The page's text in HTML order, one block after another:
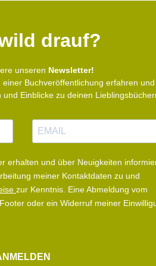
drauf?
unseren Newsletter!
Buchveröffentlichung erfahren und
Einblicke zu deinen
E
M
a
i
l
erhalten und über Neuigkeiten
meiner Kontaktdaten zu und
zur Kenntnis. Eine Abmeldung vom
oder ein Widerruf meiner